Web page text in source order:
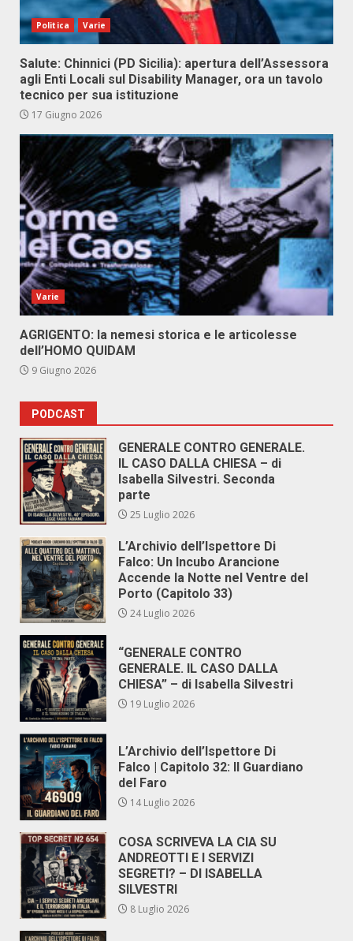
Politica Varie
Salute: Chinnici (PD Sicilia): apertura dell’Assessora
agli Enti Locali sul Disability Manager, ora un tavolo
tecnico per sua istituzione
17 Giugno 2026
Varie
AGRIGENTO: la nemesi storica e le articolesse
dell’HOMO QUIDAM
9 Giugno 2026
PODCAST
GENERALE CONTRO GENERALE.
IL CASO DALLA CHIESA – di
Isabella Silvestri. Seconda
parte
25 Luglio 2026
L’Archivio dell’Ispettore Di
Falco: Un Incubo Arancione
Accende la Notte nel Ventre del
Porto (Capitolo 33)
24 Luglio 2026
“GENERALE CONTRO
GENERALE. IL CASO DALLA
CHIESA” – di Isabella Silvestri
19 Luglio 2026
L’Archivio dell’Ispettore Di
Falco | Capitolo 32: Il Guardiano
del Faro
14 Luglio 2026
COSA SCRIVEVA LA CIA SU
ANDREOTTI E I SERVIZI
SEGRETI? – DI ISABELLA
SILVESTRI
8 Luglio 2026